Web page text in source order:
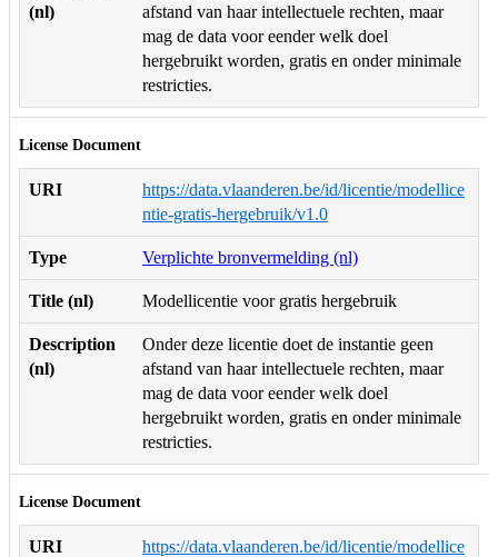
(nl)
afstand van haar intellectuele rechten, maar
mag de data voor eender welk doel
hergebruikt worden, gratis en onder minimale
restricties.
License Document
URI
https://data.vlaanderen.be/id/licentie/modellice
ntie-gratis-hergebruik/v1.0
Type Verplichte bronvermelding (nl)
Title (nl) Modellicentie voor gratis hergebruik
Description
(nl)
Onder deze licentie doet de instantie geen
afstand van haar intellectuele rechten, maar
mag de data voor eender welk doel
hergebruikt worden, gratis en onder minimale
restricties.
License Document
URI
https://data.vlaanderen.be/id/licentie/modellice